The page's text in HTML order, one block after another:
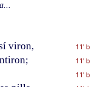
viron,
11' b
11' b
11' b